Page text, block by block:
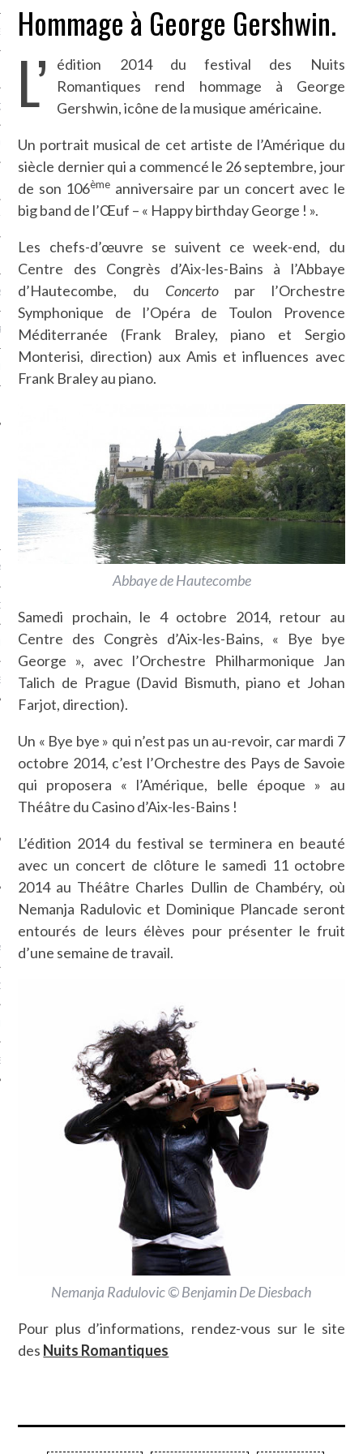
EN VOD
CARAVELLE
PODCAST
SUIVEZ-NOUS
CARAVELLE
CARAVELLE
PODCAST
Hommage à George Gershwin.
L’
édition 2014 du festival des Nuits
Romantiques rend hommage à George
Gershwin, icône de la musique américaine.
Un portrait musical de cet artiste de l’Amérique du
siècle dernier qui a commencé le 26 septembre, jour
de son 106ème anniversaire par un concert avec le
big band de l’Œuf – « Happy birthday George ! ».
Les chefs-d’œuvre se suivent ce week-end, du
Centre des Congrès d’Aix-les-Bains à l’Abbaye
d’Hautecombe, du Concertopar l’Orchestre
Symphonique de l’Opéra de Toulon Provence
Méditerranée (Frank Braley, piano et Sergio
Monterisi, direction) aux Amis et influences avec
Frank Braley au piano.
Abbaye de Hautecombe
Samedi prochain, le 4 octobre 2014, retour au
Centre des Congrès d’Aix-les-Bains, « Bye bye
George », avec l’Orchestre Philharmonique Jan
Talich de Prague (David Bismuth, piano et Johan
Farjot, direction).
Un « Bye bye » qui n’est pas un au-revoir, car mardi 7
octobre 2014, c’est l’Orchestre des Pays de Savoie
qui proposera « l’Amérique, belle époque » au
Théâtre du Casino d’Aix-les-Bains !
L’édition 2014 du festival se terminera en beauté
avec un concert de clôture le samedi 11 octobre
2014 au Théâtre Charles Dullin de Chambéry, où
Nemanja Radulovic et Dominique Plancade seront
entourés de leurs élèves pour présenter le fruit
d’une semaine de travail.
Nemanja Radulovic © Benjamin De Diesbach
Pour plus d’informations, rendez-vous sur le site
des Nuits Romantiques